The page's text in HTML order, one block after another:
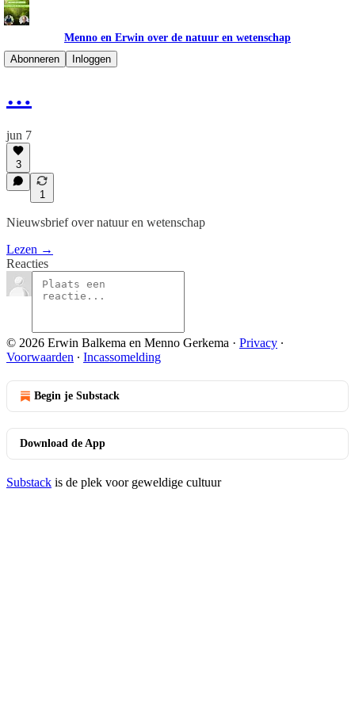
Menno en Erwin over de natuur en wetenschap
Abonneren
Inloggen
Nieuwsbrief NL
…
jun 7
3
1
Nieuwsbrief over natuur en wetenschap
Lezen →
Reacties
© 2026 Erwin Balkema en Menno Gerkema · Privacy ∙
Voorwaarden ∙ Incassomelding
Begin je Substack
Download de App
Substack is de plek voor geweldige cultuur